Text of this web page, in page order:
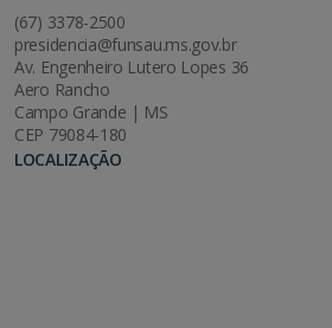
(67) 3378-2500
presidencia@funsau.ms.gov.br
Av. Engenheiro Lutero Lopes 36
Aero Rancho
Campo Grande | MS
CEP 79084-180
LOCALIZAÇÃO